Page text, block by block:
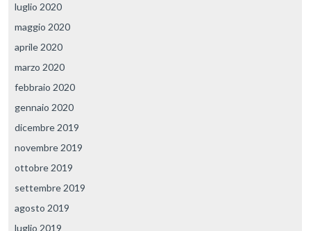
luglio 2020
maggio 2020
aprile 2020
marzo 2020
febbraio 2020
gennaio 2020
dicembre 2019
novembre 2019
ottobre 2019
settembre 2019
agosto 2019
luglio 2019